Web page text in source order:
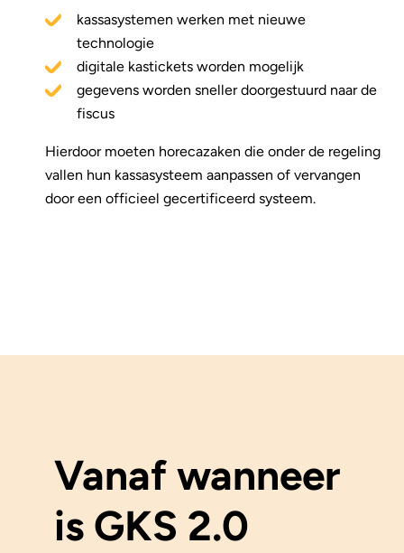
kassasystemen werken met nieuwe
technologie
digitale kastickets worden mogelijk
gegevens worden sneller doorgestuurd naar de
fiscus
Hierdoor moeten horecazaken die onder de regeling
vallen hun kassasysteem aanpassen of vervangen
door een officieel gecertificeerd systeem.
Vanaf wanneer
is GKS 2.0